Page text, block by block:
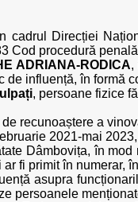
cadrul Direcției
Cod procedură
ADRIANA-RODICA,
de influență, în formă
, persoane fizice
de recunoaștere a
2021-mai
Dâmbovița, în
fi primit în numerar,
asupra
persoanele